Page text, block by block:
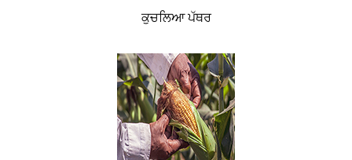
ਕੁਚਲਿਆ ਪੱਥਰ